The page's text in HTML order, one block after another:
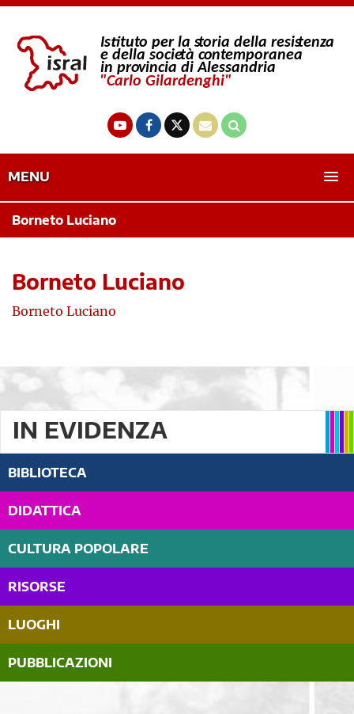
MENU
Borneto Luciano
Borneto Luciano
Borneto Luciano
IN EVIDENZA
BIBLIOTECA
DIDATTICA
CULTURA POPOLARE
RISORSE
LUOGHI
PUBBLICAZIONI